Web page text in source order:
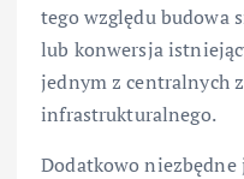
tego względu budowa
lub konwersja
jednym z centralnych
infrastrukturalnego.
Dodatkowo